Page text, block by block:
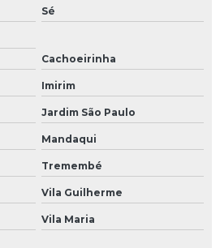
Sé
Cachoeirinha
Imirim
Jardim São Paulo
Mandaqui
Tremembé
Vila Guilherme
Vila Maria